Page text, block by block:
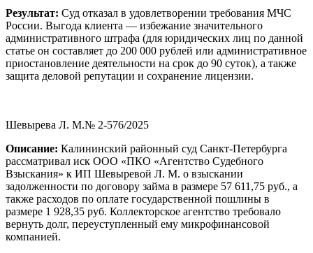
Результат: Суд отказал в удовлетворении требования МЧС
России. Выгода клиента — избежание значительного
административного штрафа (для юридических лиц по данной
статье он составляет до 200 000 рублей или административное
приостановление деятельности на срок до 90 суток), а также
защита деловой репутации и сохранение лицензии.
Шевырева Л. М.№ 2-576/2025
Описание: Калининский районный суд Санкт-Петербурга
рассматривал иск ООО «ПКО «Агентство Судебного
Взыскания» к ИП Шевыревой Л. М. о взыскании
задолженности по договору займа в размере 57 611,75 руб., а
также расходов по оплате государственной пошлины в
размере 1 928,35 руб. Коллекторское агентство требовало
вернуть долг, переуступленный ему микрофинансовой
компанией.